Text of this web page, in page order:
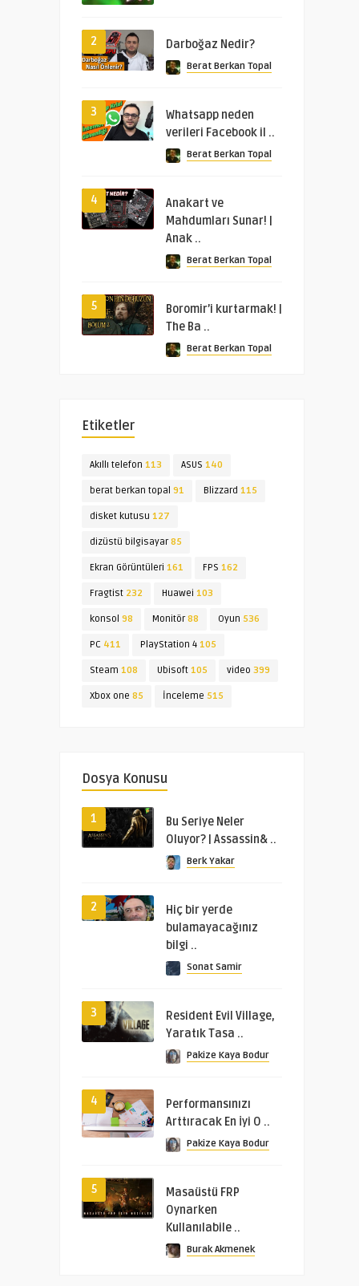
2 Darboğaz Nedir?
Berat Berkan Topal
3
Whatsapp neden
verileri Facebook il ..
Berat Berkan Topal
4
Anakart ve
Mahdumları Sunar! |
Anak ..
Berat Berkan Topal
5
Boromir’i kurtarmak! |
The Ba ..
Berat Berkan Topal
Etiketler
Akıllı telefon 113 ASUS 140
berat berkan topal 91 Blizzard 115
disket kutusu 127
dizüstü bilgisayar85
Ekran Görüntüleri 161 FPS 162
Fragtist 232 Huawei 103
konsol 98 Monitör88 Oyun 536
PC 411 PlayStation 4 105
Steam 108 Ubisoft 105 video 399
Xbox one 85 İnceleme 515
Dosya Konusu
1
Bu Seriye Neler
Oluyor? | Assassin& ..
Berk Yakar
2
Hiç bir yerde
bulamayacağınız
bilgi ..
Sonat Samir
3
Resident Evil Village,
Yaratık Tasa ..
Pakize Kaya Bodur
4
Performansınızı
Arttıracak En İyi O ..
Pakize Kaya Bodur
5
Masaüstü FRP
Oynarken
Kullanılabile ..
Burak Akmenek